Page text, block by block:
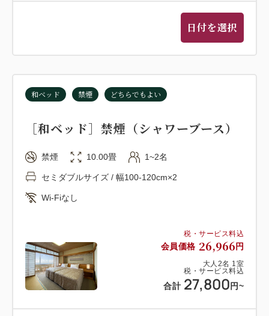
ます。また19時30分以降となる場合は、ご夕食がご
用意できないこともあります、あらかじめご承知くだ
日付を選択
税・サービス料込
会員価格 26,966 円
大人 2名 1室
税・サービス料込
合計 27,800 円~
和ベッド 禁煙 どちらでもよい
［和ベッド］禁煙（シャワーブース）
禁煙 10.00畳 1~2名
セミダブルサイズ / 幅100-120cm×2
Wi-Fiなし